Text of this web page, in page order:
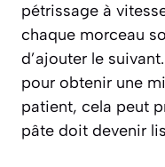
pétrissage à
chaque morceau
d’ajouter le
pour obtenir une
patient, cela peut
pâte doit devenir